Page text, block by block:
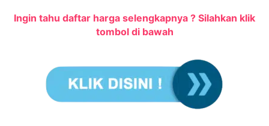
Ingin tahu daftar harga selengkapnya ? Silahkan klik
tombol di bawah